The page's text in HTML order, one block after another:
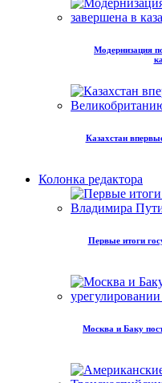
Модернизация
Казахстан
Колонка редактора
Первые итоги
Москва и Баку